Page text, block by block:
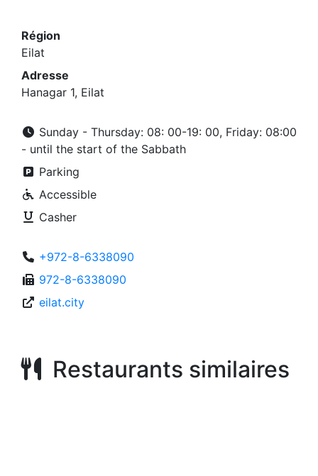
Région
Eilat
Adresse
Hanagar 1, Eilat
Sunday - Thursday: 08: 00-19: 00, Friday: 08:00
- until the start of the Sabbath
Parking
Accessible
Casher
+972-8-6338090
972-8-6338090
eilat.city
Restaurants similaires